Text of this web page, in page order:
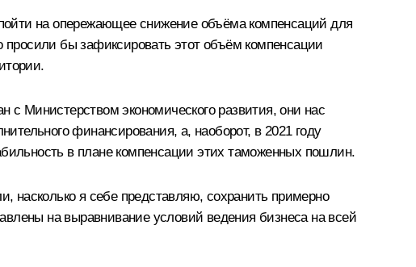
на опережающее снижение объёма компенсаций для
бы зафиксировать этот объём компенсации
с Министерством экономического развития, они нас
финансирования, а, наоборот, в 2021 году
в плане компенсации этих таможенных пошлин.
насколько я себе представляю, сохранить примерно
на выравнивание условий ведения бизнеса на всей